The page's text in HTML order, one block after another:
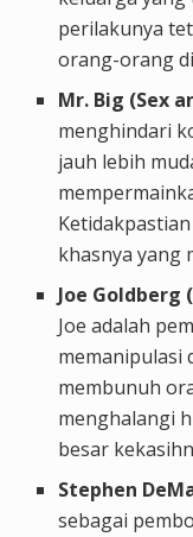
perilakunya
orang-orang
Mr. Big (Sex
menghindari
jauh lebih
khasnya yang
Joe Goldberg
Joe adalah
memanipulasi
membunuh
menghalangi
besar
Stephen
sebagai